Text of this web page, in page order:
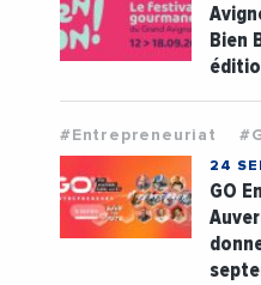
Bien
#Entrepreneuriat
24
GO